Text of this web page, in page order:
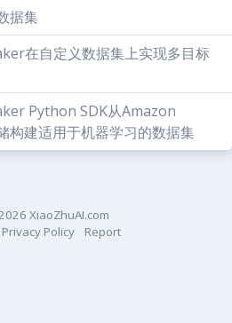
据集
在自定义数据集上实现多目标
Python SDK从Amazon
构建适用于机器学习的数据集
XiaoZhuAI.com
Privacy Policy Report